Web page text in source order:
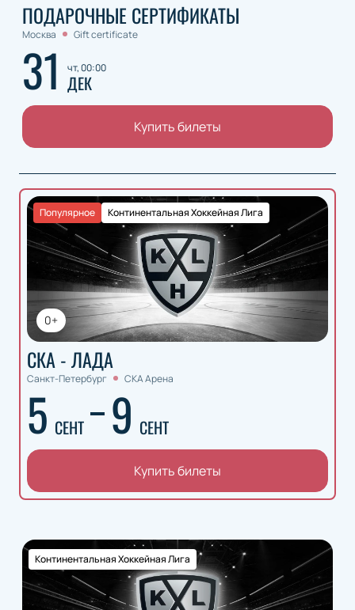
ПОДАРОЧНЫЕ СЕРТИФИКАТЫ
Москва Gift certificate
31 чт, 00:00
ДЕК
Купить билеты
0+
Континентальная Хоккейная Лига
Популярное
СКА - ЛАДА
Санкт-Петербург СКА Арена
5 СЕНТ 9 СЕНТ
Купить билеты
Континентальная Хоккейная Лига